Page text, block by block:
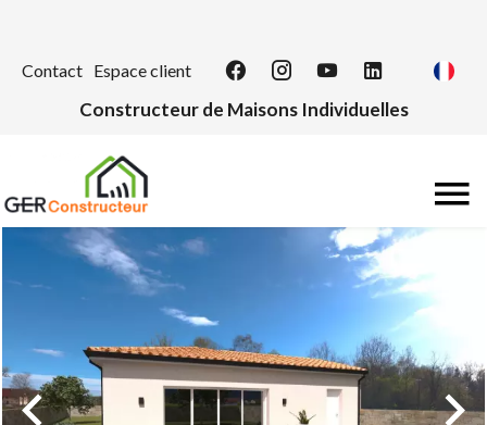
Contact Espace client
Constructeur de Maisons Individuelles